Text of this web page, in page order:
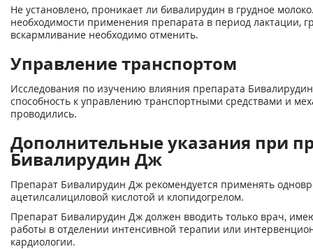
Не установлено, проникает ли бивалирудин в грудное
необходимости применения препарата в период лактации,
вскармливание необходимо отменить.
Управление транспортом
Исследования по изучению влияния препарата
способность к управлению транспортными средствами и
проводились.
Дополнительные указания при
Бивалирудин Дж
Препарат Бивалирудин Дж рекомендуется применять
ацетилсалициловой кислотой и клопидогрелом.
Препарат Бивалирудин Дж должен вводить только врач,
работы в отделении интенсивной терапии или
кардиологии.